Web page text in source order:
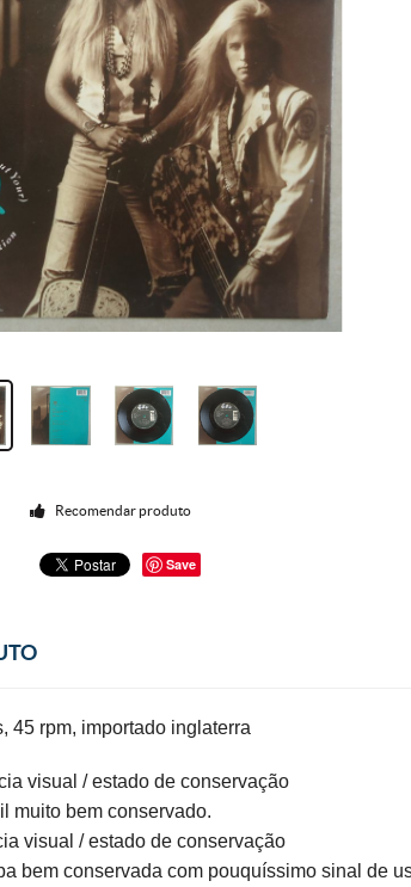
Recomendar produto
Save
45 rpm, importado inglaterra
visual / estado de conservação
muito bem conservado.
visual / estado de conservação
bem conservada com pouquíssimo sinal de